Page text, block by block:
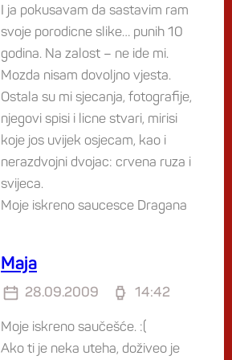
I ja pokusavam da sastavim ram
svoje porodicne slike… punih 10
godina. Na zalost – ne ide mi.
Mozda nisam dovoljno vjesta.
Ostala su mi sjecanja, fotografije,
njegovi spisi i licne stvari, mirisi
koje jos uvijek osjecam, kao i
nerazdvojni dvojac: crvena ruza i
svijeca.
Moje iskreno saucesce Dragana
Maja
28.09.2009 14:42
Moje iskreno saučešće. :(
Ako ti je neka uteha, doživeo je